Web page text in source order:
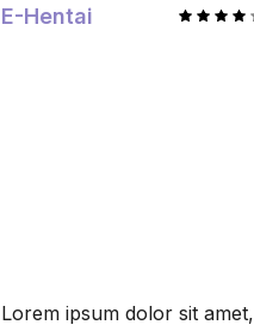
E-Hentai
Lorem ipsum dolor sit amet,